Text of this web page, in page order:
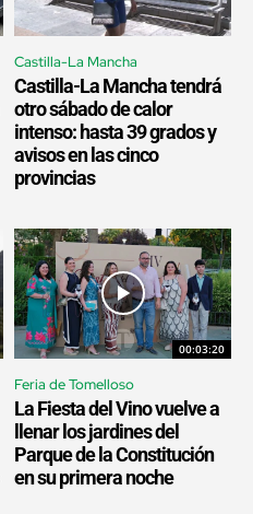
Castilla-La Mancha
Castilla-La Mancha tendrá
otro sábado de calor
intenso: hasta 39 grados y
avisos en las cinco
provincias
00:03:20
Feria de Tomelloso
La Fiesta del Vino vuelve a
llenar los jardines del
Parque de la Constitución
en su primera noche